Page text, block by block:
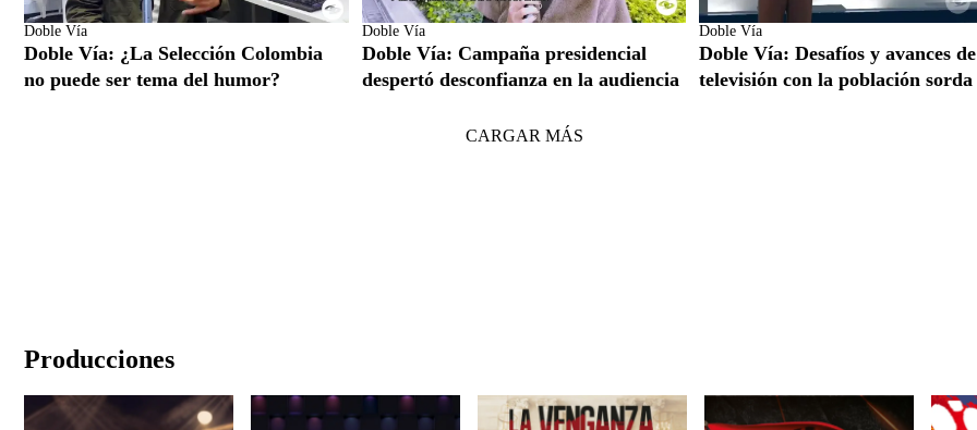
Doble Vía
Doble Vía: ¿La Selección Colombia
no puede ser tema del humor?
Doble Vía
Doble Vía: Campaña presidencial
despertó desconfianza en la audiencia
Doble Vía
Doble Vía: Desafíos y avances
televisión con la población sorda
CARGAR MÁS
Producciones